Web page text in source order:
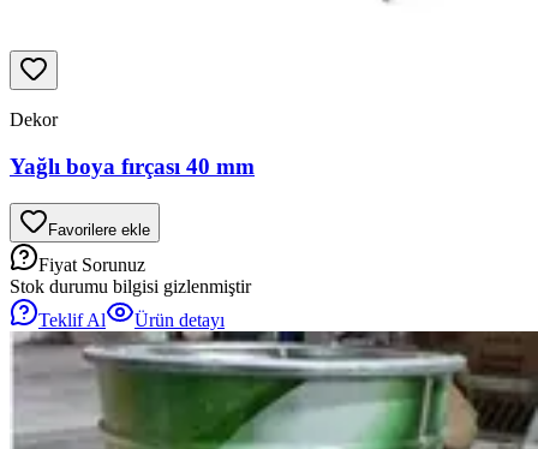
Dekor
Yağlı boya fırçası 40 mm
Favorilere ekle
Fiyat Sorunuz
Stok durumu bilgisi gizlenmiştir
Teklif Al
Ürün detayı